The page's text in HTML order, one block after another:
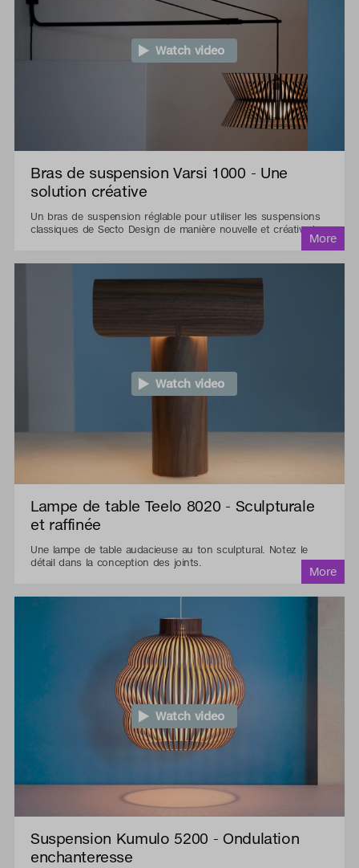
Watch video
Bras de suspension Varsi 1000 - Une
solution créative
Un bras de suspension réglable pour utiliser les suspensions
classiques de Secto Design de manière nouvelle et créative !
Watch video
Lampe de table Teelo 8020 - Sculpturale
et raffinée
Une lampe de table audacieuse au ton sculptural. Notez le
détail dans la conception des joints.
Watch video
Suspension Kumulo 5200 - Ondulation
enchanteresse